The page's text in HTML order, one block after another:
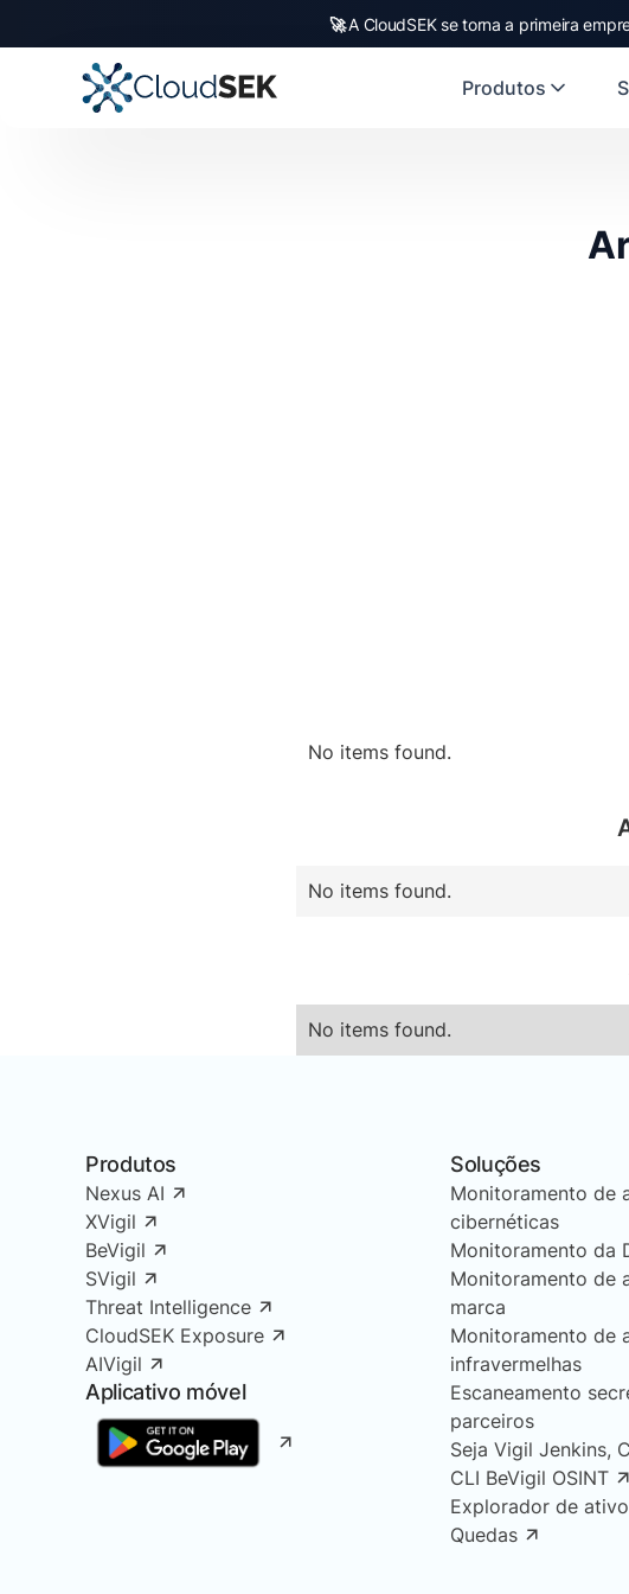
🚀A CloudSEK se torna a primeira
Produtos
No items found.
No items found.
No items found.
Produtos
Nexus AI
XVigil
BeVigil
SVigil
Threat Intelligence
CloudSEK Exposure
AIVigil
Aplicativo móvel
Soluções
Monitoramento de
cibernéticas
Monitoramento da
Monitoramento de
marca
Monitoramento de
infravermelhas
Escaneamento
parceiros
Seja Vigil Jenkins,
CLI BeVigil OSINT
Explorador de
Quedas